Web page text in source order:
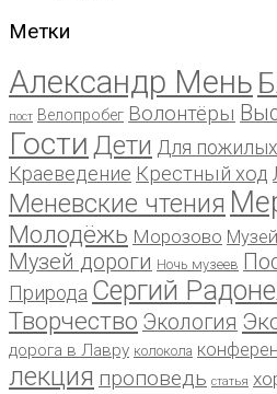
Метки
Александр Мень
пост Велопробег Волонтёры
Гости Дети Для пожилых
Краеведение Крестный ход
Меневские чтения
Молодёжь Морозово
Музей дороги Ночь музеев
Природа Сергий
Творчество Экология
дорога в Лавру колокола
лекция проповедь статья